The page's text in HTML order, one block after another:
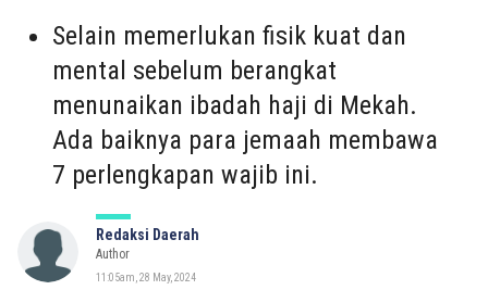
Selain memerlukan fisik kuat dan
mental sebelum berangkat
menunaikan ibadah haji di Mekah.
Ada baiknya para jemaah membawa
7 perlengkapan wajib ini.
Redaksi Daerah
Author
11:05am, 28 May, 2024